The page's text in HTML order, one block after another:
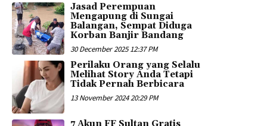
Jasad Perempuan
Mengapung di Sungai
Balangan, Sempat Diduga
Korban Banjir Bandang
30 December 2025 12:37 PM
Perilaku Orang yang Selalu
Melihat Story Anda Tetapi
Tidak Pernah Berbicara
13 November 2024 20:29 PM
7 Akun FF Sultan Gratis